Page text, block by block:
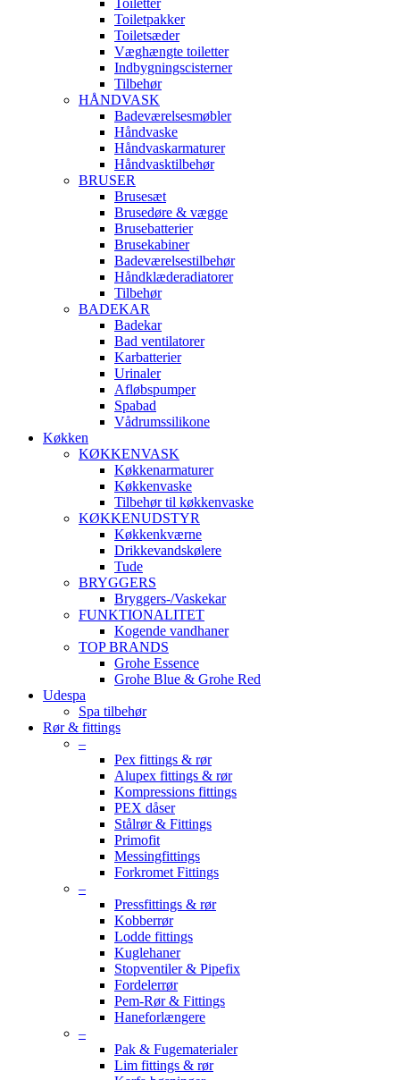
Toiletter
Toiletpakker
Toiletsæder
Væghængte toiletter
Indbygningscisterner
Tilbehør
HÅNDVASK
Badeværelsesmøbler
Håndvaske
Håndvaskarmaturer
Håndvasktilbehør
BRUSER
Brusesæt
Brusedøre & vægge
Brusebatterier
Brusekabiner
Badeværelsestilbehør
Håndklæderadiatorer
Tilbehør
BADEKAR
Badekar
Bad ventilatorer
Karbatterier
Urinaler
Afløbspumper
Spabad
Vådrumssilikone
Køkken
KØKKENVASK
Køkkenarmaturer
Køkkenvaske
Tilbehør til køkkenvaske
KØKKENUDSTYR
Køkkenkværne
Drikkevandskølere
Tude
BRYGGERS
Bryggers-/Vaskekar
FUNKTIONALITET
Kogende vandhaner
TOP BRANDS
Grohe Essence
Grohe Blue & Grohe Red
Udespa
Spa tilbehør
Rør & fittings
–
Pex fittings & rør
Alupex fittings & rør
Kompressions fittings
PEX dåser
Stålrør & Fittings
Primofit
Messingfittings
Forkromet Fittings
–
Pressfittings & rør
Kobberrør
Lodde fittings
Kuglehaner
Stopventiler & Pipefix
Fordelerrør
Pem-Rør & Fittings
Haneforlængere
–
Pak & Fugematerialer
Lim fittings & rør